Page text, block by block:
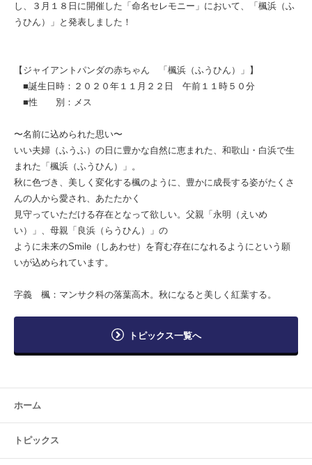
し、３月１８日に開催した「命名セレモニー」において、「楓浜（ふ
うひん）」と発表しました！
【ジャイアントパンダの赤ちゃん 「楓浜（ふうひん）」】
■誕生日時：２０２０年１１月２２日 午前１１時５０分
■性 別：メス
〜名前に込められた思い〜
いい夫婦（ふうふ）の日に豊かな自然に恵まれた、和歌山・白浜で生
まれた「楓浜（ふうひん）」。
秋に色づき、美しく変化する楓のように、豊かに成長する姿がたくさ
んの人から愛され、あたたかく
見守っていただける存在となって欲しい。父親「永明（えいめ
い）」、母親「良浜（らうひん）」の
ように未来のSmile（しあわせ）を育む存在になれるようにという願
いが込められています。
字義 楓：マンサク科の落葉高木。秋になると美しく紅葉する。
トピックス一覧へ
ホーム
トピックス